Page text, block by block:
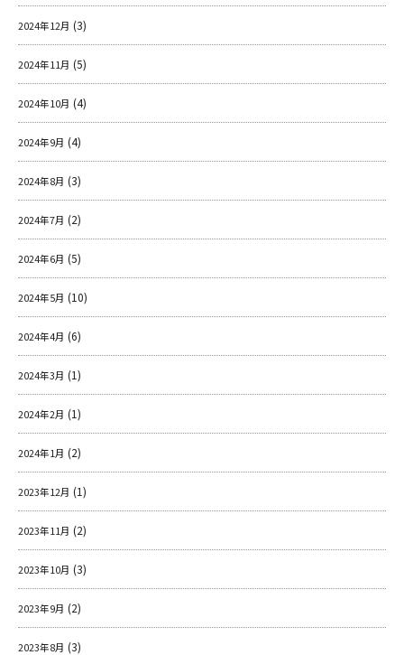
2024年12月 (3)
2024年11月 (5)
2024年10月 (4)
2024年9月 (4)
2024年8月 (3)
2024年7月 (2)
2024年6月 (5)
2024年5月 (10)
2024年4月 (6)
2024年3月 (1)
2024年2月 (1)
2024年1月 (2)
2023年12月 (1)
2023年11月 (2)
2023年10月 (3)
2023年9月 (2)
2023年8月 (3)